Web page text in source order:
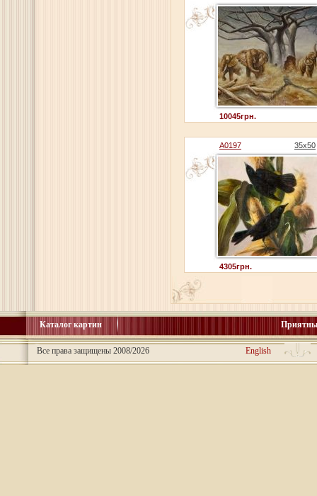
10045грн.
A0197 35x50
4305грн.
Каталог картин
Все права защищены 2008/2026 English